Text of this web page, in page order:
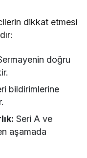
dikkat etmesi
doğru
bildirimlerine
Seri A ve
aşamada